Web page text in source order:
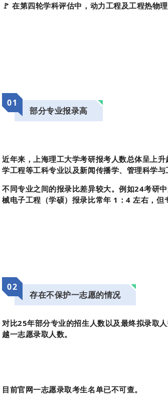
🚩 在第四轮学科评估中，动力工程及工程热物
01
部分专业报录高
近年来，上海理工大学考研报考人数总体呈上
学工程等工科专业以及新闻传播学、管理科学与
不同专业之间的报录比差异较大。例如24考研
械电子工程（学硕）报录比常年 1：4 左右，
02
存在不保护一志愿的情况
对比25年部分专业的招生人数以及最终拟录取
越一志愿录取人数。
目前官网一志愿录取考生名单已不可查。